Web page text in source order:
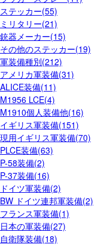
ステッカー(55)
ミリタリー(21)
銃器メーカー(15)
その他のステッカー(19)
軍装備種別(212)
アメリカ軍装備(31)
ALICE装備(11)
M1956 LCE(4)
M1910個人装備他(16)
イギリス軍装備(151)
現用イギリス軍装備(70)
PLCE装備(63)
P-58装備(2)
P-37装備(16)
ドイツ軍装備(2)
BW ドイツ連邦軍装備(2)
フランス軍装備(1)
日本の軍装備(27)
自衛隊装備(18)